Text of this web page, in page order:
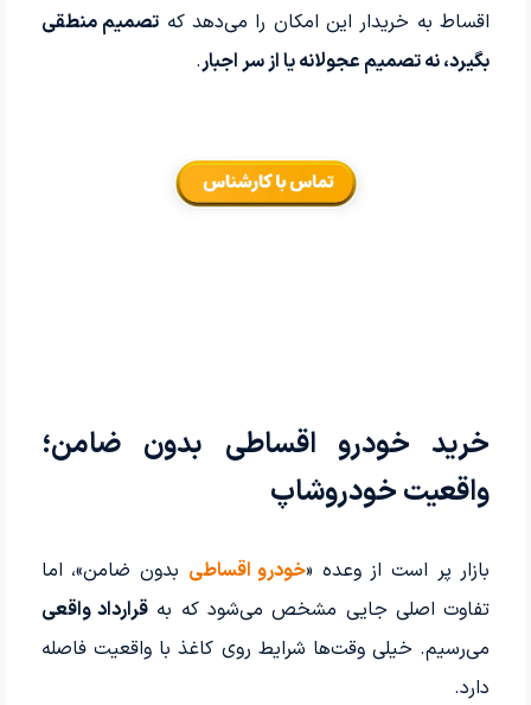
اقساط به خریدار این امکان را می‌دهد که تصمیم منطقی
بگیرد، نه تصمیم عجولانه یا از سر اجبار.
خرید خودرو اقساطی بدون ضامن؛
واقعیت خودروشاپ
بازار پر است از وعده «خودرو اقساطی بدون ضامن»، اما
تفاوت اصلی جایی مشخص می‌شود که به قرارداد واقعی
می‌رسیم. خیلی وقت‌ها شرایط روی کاغذ با واقعیت فاصله
دارد.